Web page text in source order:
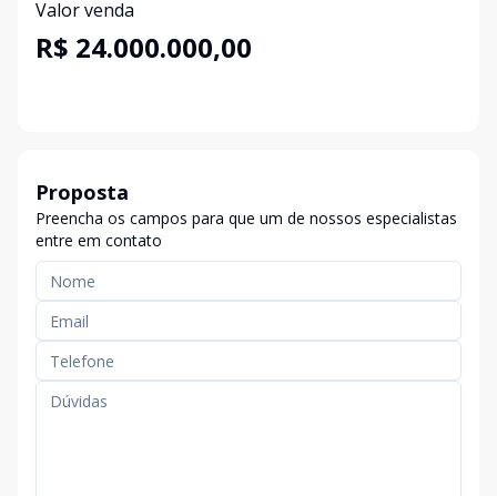
Valor venda
R$ 24.000.000,00
Proposta
Preencha os campos para que um de nossos especialistas
entre em contato